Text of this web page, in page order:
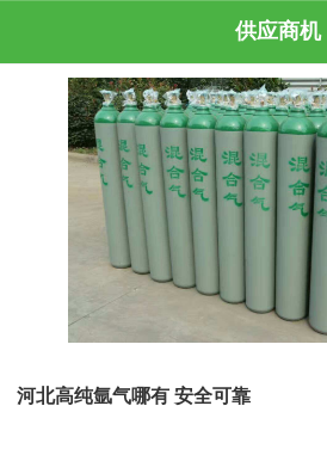
供应商机
河北高纯氩气哪有 安全可靠